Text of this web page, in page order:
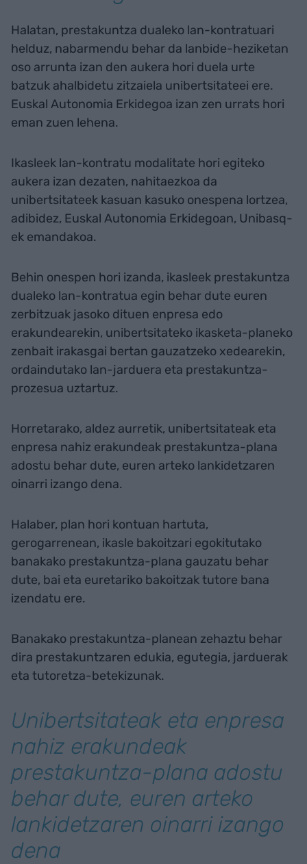
Halatan, prestakuntza dualeko lan-kontratuari
helduz, nabarmendu behar da lanbide-heziketan
oso arrunta izan den aukera hori duela urte
batzuk ahalbidetu zitzaiela unibertsitateei ere.
Euskal Autonomia Erkidegoa izan zen urrats hori
eman zuen lehena.
Ikasleek lan-kontratu modalitate hori egiteko
aukera izan dezaten, nahitaezkoa da
unibertsitateek kasuan kasuko onespena lortzea,
adibidez, Euskal Autonomia Erkidegoan, Unibasq-
ek emandakoa.
Behin onespen hori izanda, ikasleek prestakuntza
dualeko lan-kontratua egin behar dute euren
zerbitzuak jasoko dituen enpresa edo
erakundearekin, unibertsitateko ikasketa-planeko
zenbait irakasgai bertan gauzatzeko xedearekin,
ordaindutako lan-jarduera eta prestakuntza-
prozesua uztartuz.
Horretarako, aldez aurretik, unibertsitateak eta
enpresa nahiz erakundeak prestakuntza-plana
adostu behar dute, euren arteko lankidetzaren
oinarri izango dena.
Halaber, plan hori kontuan hartuta,
gerogarrenean, ikasle bakoitzari egokitutako
banakako prestakuntza-plana gauzatu behar
dute, bai eta euretariko bakoitzak tutore bana
izendatu ere.
Banakako prestakuntza-planean zehaztu behar
dira prestakuntzaren edukia, egutegia, jarduerak
eta tutoretza-betekizunak.
Unibertsitateak eta enpresa
nahiz erakundeak
prestakuntza-plana adostu
behar dute, euren arteko
lankidetzaren oinarri izango
dena